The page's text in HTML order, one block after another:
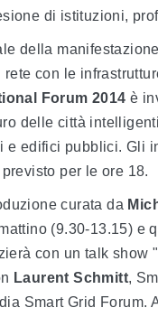
di istituzioni,
della
rete con le
Forum 2014 è
delle città
e edifici pubblici. Gli
per le ore 18.
curata da
(9.30-13.15) e
con un talk show
Laurent Schmitt,
Smart Grid Forum.